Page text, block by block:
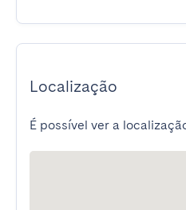
Localização
É possível ver a